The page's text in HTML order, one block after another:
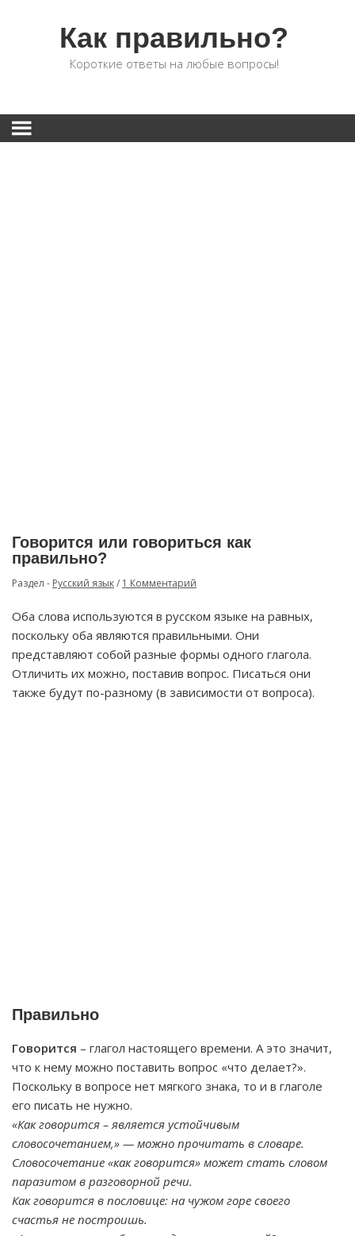
Как правильно?
Короткие ответы на любые вопросы!
Говорится или говориться как
правильно?
Раздел - Русский язык/ 1 Комментарий
Оба слова используются в русском языке на равных,
поскольку оба являются правильными. Они
представляют собой разные формы одного глагола.
Отличить их можно, поставив вопрос. Писаться они
также будут по-разному (в зависимости от вопроса).
Правильно
Говорится – глагол настоящего времени. А это значит,
что к нему можно поставить вопрос «что делает?».
Поскольку в вопросе нет мягкого знака, то и в глаголе
его писать не нужно.
«Как говорится – является устойчивым
словосочетанием,» — можно прочитать в словаре.
Словосочетание «как говорится» может стать словом
паразитом в разговорной речи.
Как говорится в пословице: на чужом горе своего
счастья не построишь.